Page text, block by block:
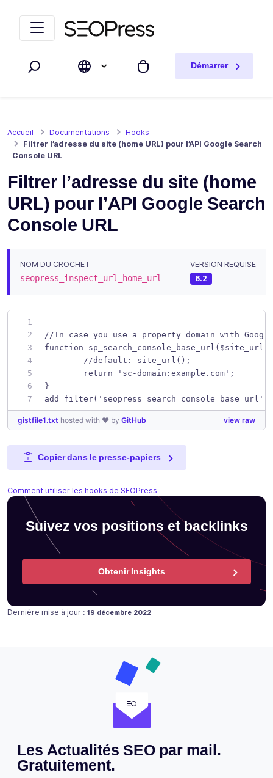
Rechercher Mon panier
Démarrer
Accueil Documentations
Hooks
Filtrer l’adresse du site (home URL) pour l’API Google Search
Console URL
Filtrer l’adresse du site (home
URL) pour l’API Google Search
Console URL
NOM DU CROCHET
seopress_inspect_url_home_url
VERSION REQUISE
6.2
//In case you use a property domain with
function
	//default: site_url();
	return 'sc-domain:example.com';
}
view raw
gistfile1.txt hosted with ❤ by GitHub
Copier dans le presse-papiers
Comment utiliser les hooks de SEOPress
Suivez vos positions et backlinks
Obtenir Insights
Dernière mise à jour : Publié le
19 décembre 2022
19 décembre 2022
Les Actualités SEO par mail.
Gratuitement.